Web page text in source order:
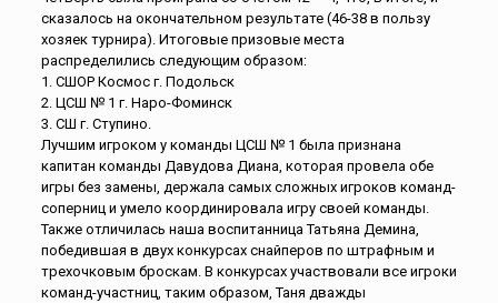
сказалось на окончательном результате (46-38 в пользу
хозяек турнира). Итоговые призовые места
распределились следующим образом:
1. СШОР Космос г. Подольск
2. ЦСШ № 1 г. Наро-Фоминск
3. СШ г. Ступино.
Лучшим игроком у команды ЦСШ № 1 была признана
капитан команды Давудова Диана, которая провела обе
игры без замены, держала самых сложных игроков команд-
соперниц и умело координировала игру своей команды.
Также отличилась наша воспитанница Татьяна Демина,
победившая в двух конкурсах снайперов по штрафным и
трехочковым броскам. В конкурсах участвовали все игроки
команд-участниц, таким образом, Таня дважды